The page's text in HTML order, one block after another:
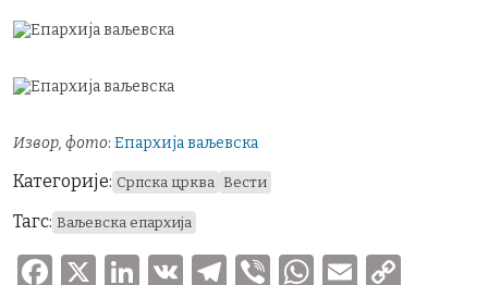
Извор, фото: Епархија ваљевска
Категорије: Српска црква Вести
Тагс: Ваљевска епархија
F
X
Li V
T
V
W E